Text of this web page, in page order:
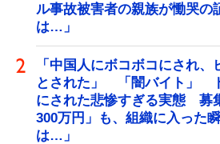
ル事故被害者の親族が慟哭
は…」
「中国人にボコボコにされ
とされた」 「闇バイト」
にされた悲惨すぎる実態 募
300万円」も、組織に入った
は…」